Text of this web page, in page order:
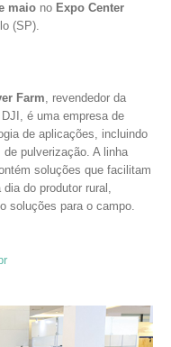
maio no Expo Center
(SP).
Farm, revendedor da
é uma empresa de
de aplicações, incluindo
de pulverização. A linha
soluções que facilitam
dia do produtor rural,
soluções para o campo.